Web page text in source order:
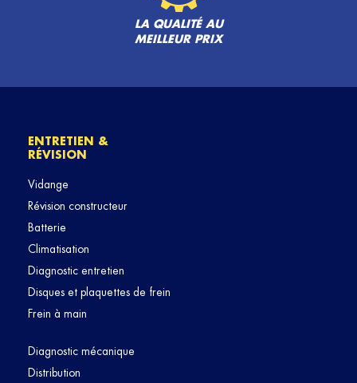
LA QUALITÉ AU
MEILLEUR PRIX
ENTRETIEN &
RÉVISION
Vidange
Révision constructeur
Batterie
Climatisation
Diagnostic entretien
Disques et plaquettes de frein
Frein à main
Diagnostic mécanique
Distribution